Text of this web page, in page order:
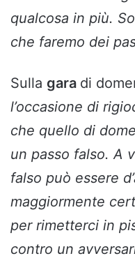
qualcosa in più.
che faremo dei
Sulla gara di
l’occasione di
che quello di
un passo falso. A
falso può essere
maggiormente
per rimetterci in
contro un